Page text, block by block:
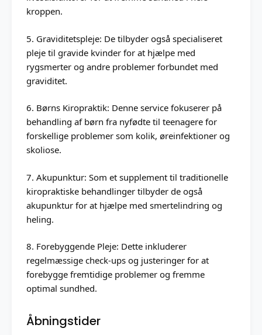
kroppen.
5. Graviditetspleje: De tilbyder også specialiseret
pleje til gravide kvinder for at hjælpe med
rygsmerter og andre problemer forbundet med
graviditet.
6. Børns Kiropraktik: Denne service fokuserer på
behandling af børn fra nyfødte til teenagere for
forskellige problemer som kolik, øreinfektioner og
skoliose.
7. Akupunktur: Som et supplement til traditionelle
kiropraktiske behandlinger tilbyder de også
akupunktur for at hjælpe med smertelindring og
heling.
8. Forebyggende Pleje: Dette inkluderer
regelmæssige check-ups og justeringer for at
forebygge fremtidige problemer og fremme
optimal sundhed.
Åbningstider